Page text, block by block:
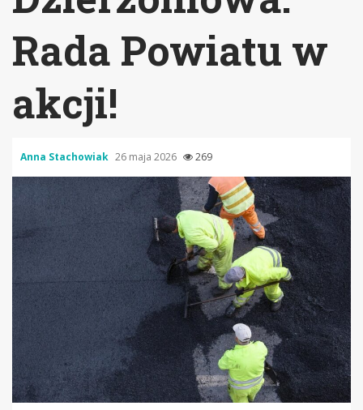
Rada Powiatu w
akcji!
Anna Stachowiak 26 maja 2026 269